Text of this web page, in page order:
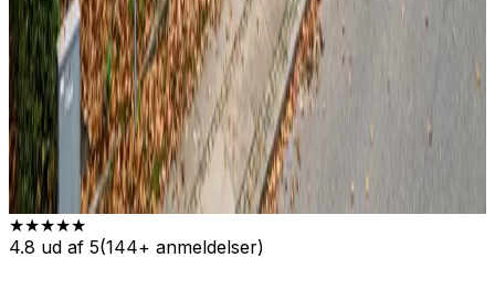
★★★★★
4.8 ud af 5(144+ anmeldelser)